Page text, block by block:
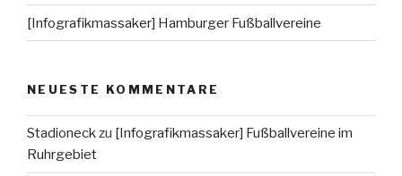
[Infografikmassaker] Hamburger Fußballvereine
NEUESTE KOMMENTARE
Stadioneckzu [Infografikmassaker] Fußballvereine im
Ruhrgebiet